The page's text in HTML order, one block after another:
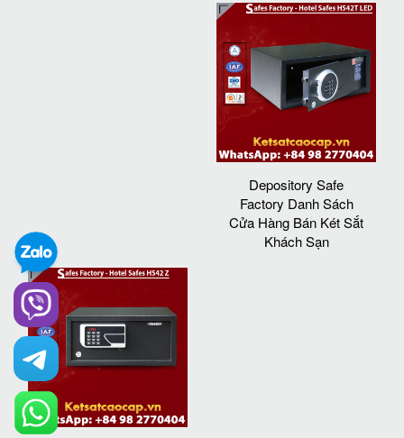
Depository Safe
Factory Danh Sách
Cửa Hàng Bán Két Sắt
Khách Sạn